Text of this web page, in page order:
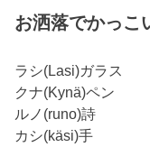
お洒落でかっこ
ラシ(Lasi)ガラス
クナ(Kynä)ペン
ルノ(runo)詩
カシ(käsi)手